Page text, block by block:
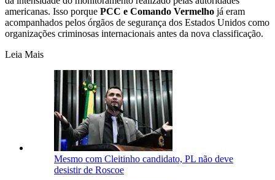
americanas. Isso porque PCC e Comando Vermelho já eram
acompanhados pelos órgãos de segurança dos Estados Unidos como
organizações criminosas internacionais antes da nova classificação.
Leia Mais
Mesmo com Cleitinho candidato, PL não deve
desistir de Roscoe